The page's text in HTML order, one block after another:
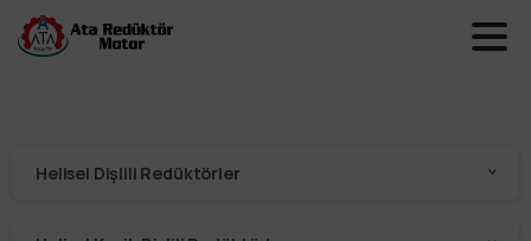
Helisel Dişlili Redüktörler